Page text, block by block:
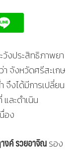
วังประสิทธิภาพยา
า จังหวัดศรีสะเกษ
จึงได้มีการเปลี่ยน
และดำเนิน
อง
งค์ รวยอาจิณรอง